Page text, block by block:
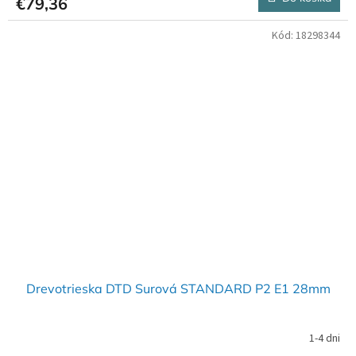
Drevotrieska DTD Surová STANDARD P2 E1 28mm
1-4 dni
Kód: 18298344